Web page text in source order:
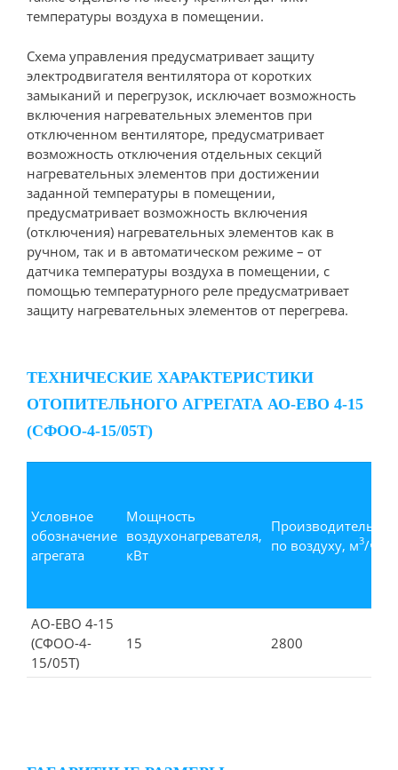
температуры воздуха в помещении.
Схема управления предусматривает защиту
электродвигателя вентилятора от коротких
замыканий и перегрузок, исключает возможность
включения нагревательных элементов при
отключенном вентиляторе, предусматривает
возможность отключения отдельных секций
нагревательных элементов при достижении
заданной температуры в помещении,
предусматривает возможность включения
(отключения) нагревательных элементов как в
ручном, так и в автоматическом режиме – от
датчика температуры воздуха в помещении, с
помощью температурного реле предусматривает
защиту нагревательных элементов от перегрева.
ТЕХНИЧЕСКИЕ ХАРАКТЕРИСТИКИ
ОТОПИТЕЛЬНОГО АГРЕГАТА АО-ЕВО 4-15
(СФОО-4-15/05Т)
Условное
обозначение
агрегата
Мощность
воздухонагревателя,
кВт
по воздуху, м3/ч,
АО-ЕВО 4-15
(СФОО-4-
15/05Т)
15 2800